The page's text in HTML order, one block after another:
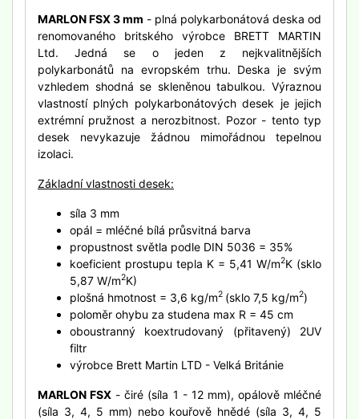
MARLON FSX 3 mm - plná polykarbonátová deska od
renomovaného britského výrobce BRETT MARTIN
Ltd. Jedná se o jeden z nejkvalitnějších
polykarbonátů na evropském trhu. Deska je svým
vzhledem shodná se skleněnou tabulkou. Výraznou
vlastností plných polykarbonátových desek je jejich
extrémní pružnost a nerozbitnost. Pozor - tento typ
desek nevykazuje žádnou mimořádnou tepelnou
izolaci.
Základní vlastnosti desek:
síla 3 mm
opál = mléčné bílá průsvitná barva
propustnost světla podle DIN 5036 = 35%
koeficient prostupu tepla K = 5,41 W/m2K (sklo
5,87 W/m2K)
plošná hmotnost = 3,6 kg/m2 (sklo 7,5 kg/m2)
poloměr ohybu za studena max R = 45 cm
oboustranný koextrudovaný (přitavený) 2UV
filtr
výrobce Brett Martin LTD - Velká Británie
MARLON FSX - čiré (síla 1 - 12 mm), opálově mléčné
(síla 3, 4, 5 mm) nebo kouřově hnědé (síla 3, 4, 5